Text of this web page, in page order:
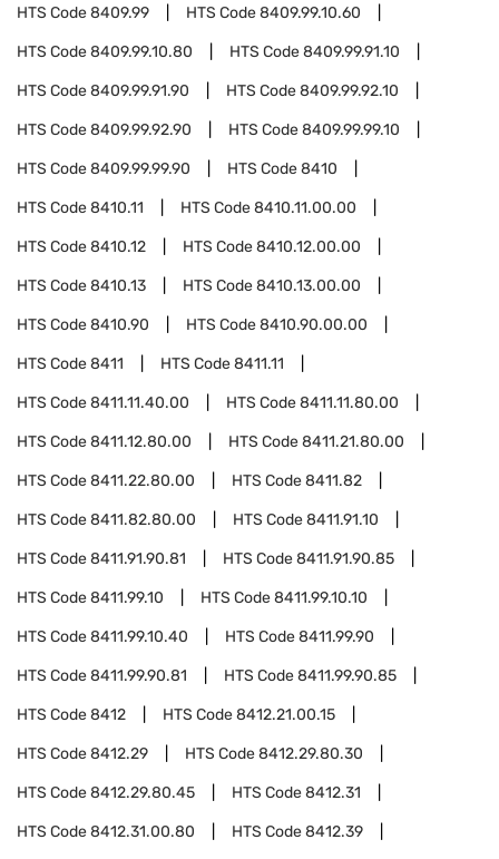
HTS Code8409.99 HTS Code8409.99.10.60
HTS Code8409.99.10.80 HTS Code8409.99.91.10
HTS Code8409.99.91.90 HTS Code8409.99.92.10
HTS Code8409.99.92.90 HTS Code8409.99.99.10
HTS Code8409.99.99.90 HTS Code8410
HTS Code8410.11 HTS Code8410.11.00.00
HTS Code8410.12 HTS Code8410.12.00.00
HTS Code8410.13 HTS Code8410.13.00.00
HTS Code8410.90 HTS Code8410.90.00.00
HTS Code8411 HTS Code8411.11
HTS Code8411.11.40.00 HTS Code8411.11.80.00
HTS Code8411.12.80.00 HTS Code8411.21.80.00
HTS Code8411.22.80.00 HTS Code8411.82
HTS Code8411.82.80.00 HTS Code8411.91.10
HTS Code8411.91.90.81 HTS Code8411.91.90.85
HTS Code8411.99.10 HTS Code8411.99.10.10
HTS Code8411.99.10.40 HTS Code8411.99.90
HTS Code8411.99.90.81 HTS Code8411.99.90.85
HTS Code8412 HTS Code8412.21.00.15
HTS Code8412.29 HTS Code8412.29.80.30
HTS Code8412.29.80.45 HTS Code8412.31
HTS Code8412.31.00.80 HTS Code8412.39